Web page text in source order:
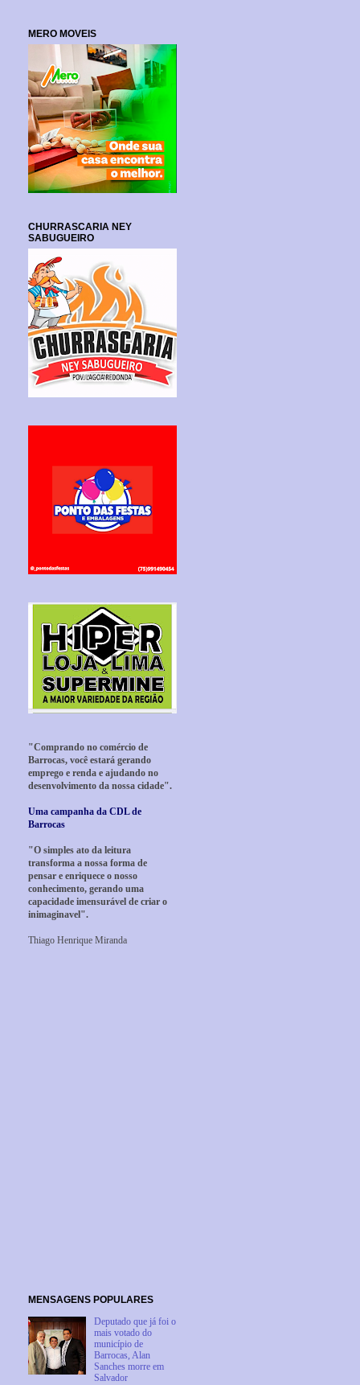
MERO MOVEIS
CHURRASCARIA NEY
SABUGUEIRO
"Comprando no comércio de
Barrocas, você estará gerando
emprego e renda e ajudando no
desenvolvimento da nossa cidade".
Uma campanha da CDL de
Barrocas
"O simples ato da leitura
transforma a nossa forma de
pensar e enriquece o nosso
conhecimento, gerando uma
capacidade imensurável de criar o
inimaginavel".
Thiago Henrique Miranda
MENSAGENS POPULARES
Deputado que já foi o
mais votado do
município de
Barrocas, Alan
Sanches morre em
Salvador